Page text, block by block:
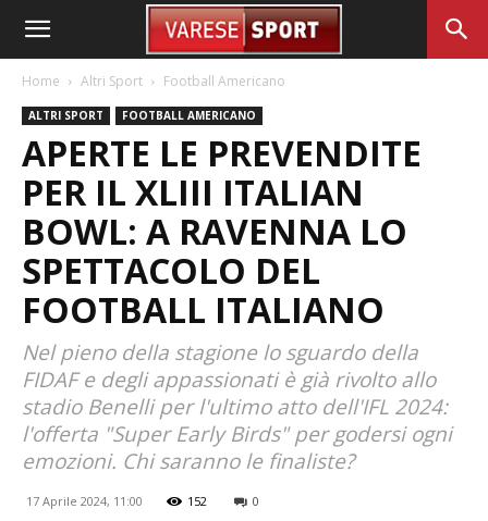
Home Altri Sport Football Americano
ALTRI SPORT FOOTBALL AMERICANO
APERTE LE PREVENDITE
PER IL XLIII ITALIAN
BOWL: A RAVENNA LO
SPETTACOLO DEL
FOOTBALL ITALIANO
Nel pieno della stagione lo sguardo della
FIDAF e degli appassionati è già rivolto allo
stadio Benelli per l'ultimo atto dell'IFL 2024:
l'offerta "Super Early Birds" per godersi ogni
emozioni. Chi saranno le finaliste?
17 Aprile 2024, 11:00 152 0